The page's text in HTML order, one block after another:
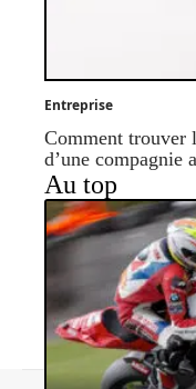
Entreprise
Comment trouver
d’une compagnie
Au top